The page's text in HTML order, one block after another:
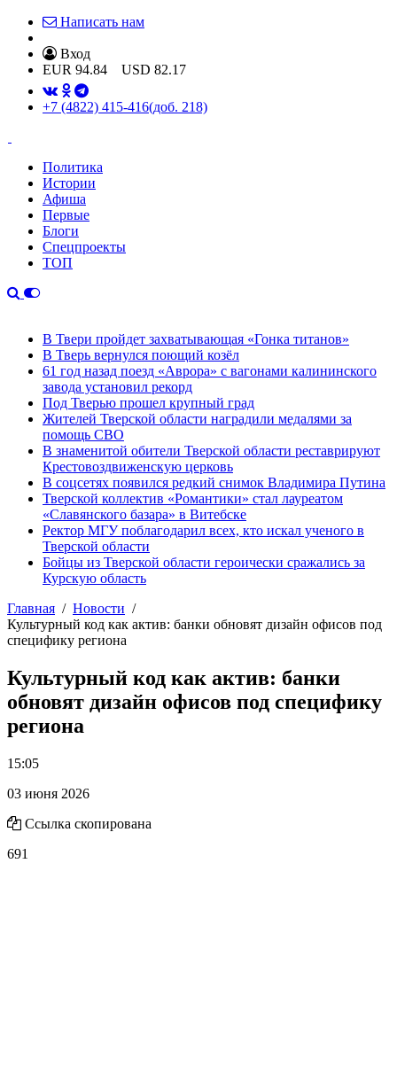
Написать нам
Вход
EUR 94.84 USD 82.17
+7 (4822) 415-416(доб. 218)
Политика
Истории
Афиша
Первые
Блоги
Спецпроекты
ТОП
В Твери пройдет захватывающая «Гонка титанов»
В Тверь вернулся поющий козёл
61 год назад поезд «Аврора» с вагонами калининского
завода установил рекорд
Под Тверью прошел крупный град
Жителей Тверской области наградили медалями за
помощь СВО
В знаменитой обители Тверской области реставрируют
Крестовоздвиженскую церковь
В соцсетях появился редкий снимок Владимира Путина
Тверской коллектив «Романтики» стал лауреатом
«Славянского базара» в Витебске
Ректор МГУ поблагодарил всех, кто искал ученого в
Тверской области
Бойцы из Тверской области героически сражались за
Курскую область
Главная
Новости
Культурный код как актив: банки обновят дизайн офисов под
специфику региона
Культурный код как актив: банки
обновят дизайн офисов под специфику
региона
15:05
03 июня 2026
Ссылка скопирована
691